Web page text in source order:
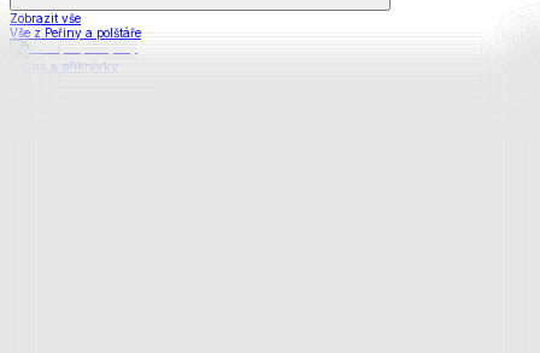
Zobrazit vše
Vše z Peřiny a polštáře
Peřiny a přikrývky